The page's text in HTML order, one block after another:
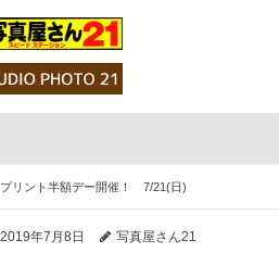
プリント半額デー開催！ 7/21(日)
2019年7月8日
写真屋さん21